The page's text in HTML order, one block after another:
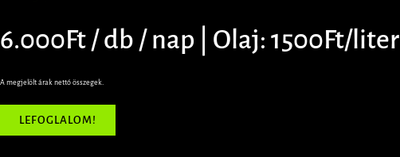
6.000Ft / db / nap | Olaj: 1500Ft/liter
A megjelölt árak nettó összegek.
LEFOGLALOM!